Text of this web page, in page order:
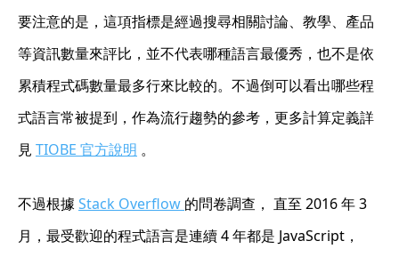
要注意的是，這項指標是經過搜尋相關討論、教學、產品
等資訊數量來評比，並不代表哪種語言最優秀，也不是依
累積程式碼數量最多行來比較的。不過倒可以看出哪些程
式語言常被提到，作為流行趨勢的參考，更多計算定義詳
見 TIOBE 官方說明 。
不過根據 Stack Overflow 的問卷調查， 直至 2016 年 3
月，最受歡迎的程式語言是連續 4 年都是 JavaScript，